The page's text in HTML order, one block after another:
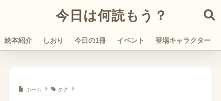
今日は何読もう？
絵本紹介 しおり 今日の1冊 イベント 登場キャラクター
ホーム タグ